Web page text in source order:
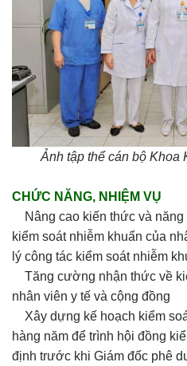
Ảnh tập thể cán bộ Khoa
CHỨC NĂNG, NHIỆM VỤ
Nâng cao kiến thức và năng
kiểm soát nhiễm khuẩn của
lý công tác kiểm soát nhiễm
Tăng cường nhận thức về
nhân viên y tế và cộng đồng
Xây dựng kế hoạch kiểm
hàng năm để trình hội đồng
định trước khi Giám đốc phê